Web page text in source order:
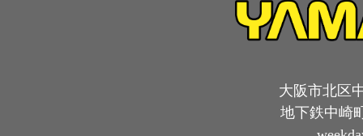
大阪市北区
地下鉄中崎